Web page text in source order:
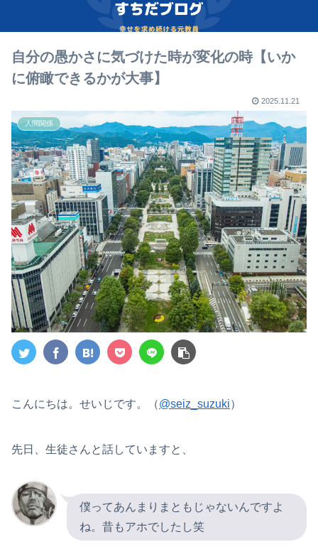
自分の愚かさに気づけた時が変化の時【いか
に俯瞰できるかが大事】
2025.11.21
人間関係
こんにちは。せいじです。（@seiz_suzuki）
先日、生徒さんと話していますと、
僕ってあんまりまともじゃないんですよ
ね。昔もアホでしたし笑